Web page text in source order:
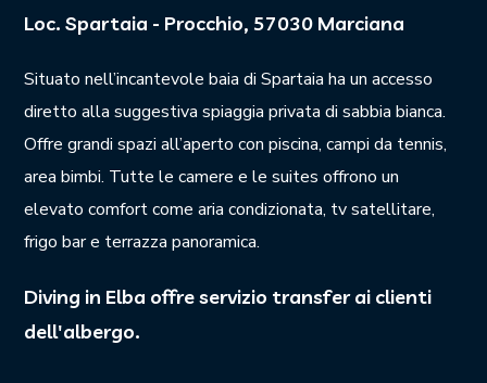
Loc. Spartaia - Procchio, 57030 Marciana
Situato nell’incantevole baia di Spartaia ha un accesso
diretto alla suggestiva spiaggia privata di sabbia bianca.
Offre grandi spazi all’aperto con piscina, campi da tennis,
area bimbi. Tutte le camere e le suites offrono un
elevato comfort come aria condizionata, tv satellitare,
frigo bar e terrazza panoramica.
Diving in Elba offre servizio transfer ai clienti
dell'albergo.